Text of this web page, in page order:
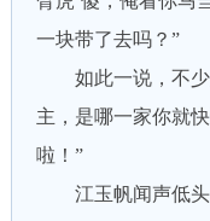
一块带了去吗？”
如此一说，不少
主，是哪一家你就
啦！”
江玉帆闻声低头